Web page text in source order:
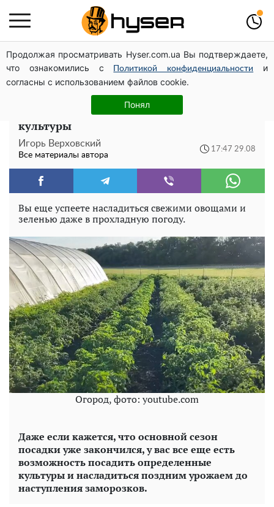
Продолжая просматривать Hyser.com.ua Вы подтверждаете,
что ознакомились с
Политикой конфиденциальности
и
согласны с использованием файлов cookie.
Понял
Елена Тополя слив видео – это далеко не все:
фронтмен "Антитела" Тарас Тополя стал следующим
Что посадить на огороде в последние дни
лета: агрономы назвали лучшие
культуры
Игорь Верховский
Все материалы автора
17:47 29.08
Вы еще успеете насладиться свежими овощами и
зеленью даже в прохладную погоду.
Огород, фото: youtube.com
Даже если кажется, что основной сезон
посадки уже закончился, у вас все еще есть
возможность посадить определенные
культуры и насладиться поздним урожаем до
наступления заморозков.